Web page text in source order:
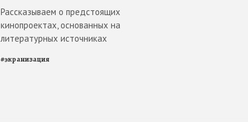
Рассказываем о предстоящих
кинопроектах, основанных на
литературных источниках
#экранизация